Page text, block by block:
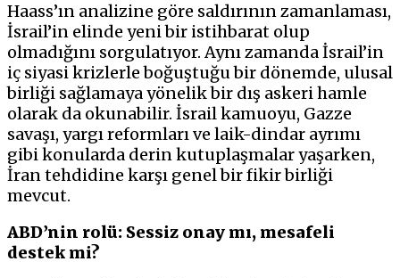
Haass’ın analizine göre saldırının zamanlaması,
İsrail’in elinde yeni bir istihbarat olup
olmadığını sorgulatıyor. Aynı zamanda İsrail’in
iç siyasi krizlerle boğuştuğu bir dönemde, ulusal
birliği sağlamaya yönelik bir dış askeri hamle
olarak da okunabilir. İsrail kamuoyu, Gazze
savaşı, yargı reformları ve laik-dindar ayrımı
gibi konularda derin kutuplaşmalar yaşarken,
İran tehdidine karşı genel bir fikir birliği
mevcut.
ABD’nin rolü: Sessiz onay mı, mesafeli
destek mi?